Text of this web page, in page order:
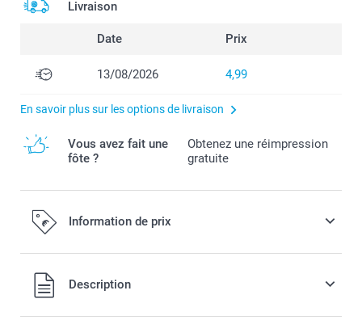
Livraison
Date Prix
13/08/2026 4,99
En savoir plus sur les options de livraison
Vous avez fait une
fôte ?
Obtenez une réimpression
gratuite
Information de prix
Tous les prix sont en EURO (€), TVA incluse et hors frais de
port.
Description